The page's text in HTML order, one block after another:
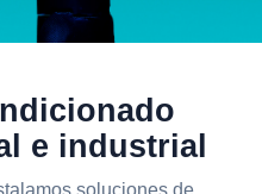
e industrial
soluciones de